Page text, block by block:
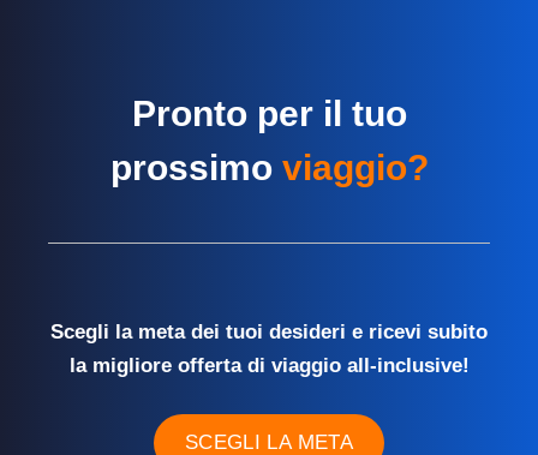
Pronto per il tuo
prossimo viaggio?
Scegli la meta dei tuoi desideri e ricevi subito
la migliore offerta di viaggio all-inclusive!
SCEGLI LA META